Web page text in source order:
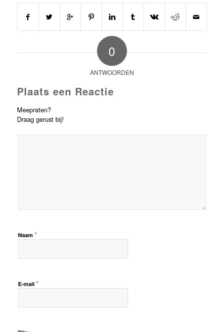
0
ANTWOORDEN
Plaats een Reactie
Meepraten?
Draag gerust bij!
Naam *
E-mail *